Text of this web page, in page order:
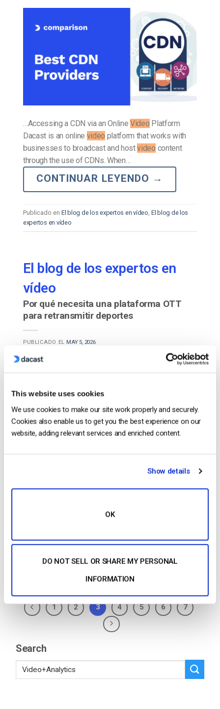
This website uses cookies
We use cookies to make our site work properly and securely.
Cookies also enable us to get you the best experience on our
website, adding relevant services and enriched content.
Show details
OK
DO NOT SELL OR SHARE MY PERSONAL
INFORMATION
…Accessing a CDN via an OnlineVideo Platform
Dacast is an online video platform that works with
businesses to broadcast and hostvideo content
through the use of CDNs. When…
CONTINUAR LEYENDO →
Publicado en El blog de los expertos en vídeo El blog de los
expertos en vídeo
El blog de los expertos en
vídeo
Por qué necesita una plataforma OTT
para retransmitir deportes
PUBLICADO EL MAY 5, 2026
portal Unlimited viewers and
pay-per-view (TVOD) Player API and
CONTINUAR LEYENDO→
El blog de los expertos en vídeo
1 2 3 4 5 6 7
Search